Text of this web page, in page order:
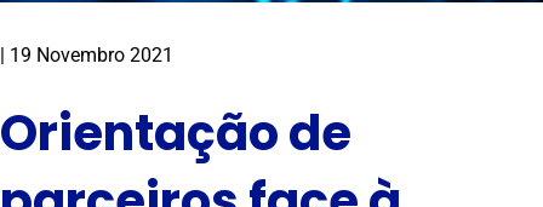
| 19 Novembro 2021
Orientação de